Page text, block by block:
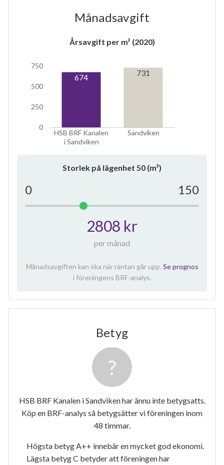
6
Månadsavgift
Årsavgift per m² (2020)
HSB BRF Kanalen
i Sandviken
Sandviken
0
250
500
750
674 731
Storlek på lägenhet 50 (m²)
0 150
2808 kr
per månad
Månadsavgiften kan öka när räntan går upp. Se prognos
i föreningens BRF-analys.
Betyg
HSB BRF Kanalen i Sandviken har ännu inte betygsatts.
Köp en BRF-analys så betygsätter vi föreningen inom
48 timmar.
Högsta betyg A++ innebär en mycket god ekonomi.
Lägsta betyg C betyder att föreningen har